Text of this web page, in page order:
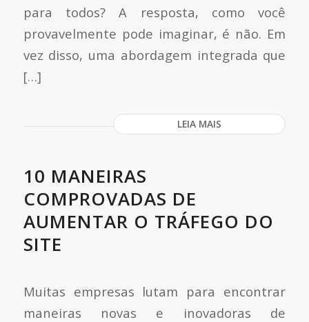
para todos? A resposta, como você
provavelmente pode imaginar, é não. Em
vez disso, uma abordagem integrada que
[…]
LEIA MAIS
10 MANEIRAS
COMPROVADAS DE
AUMENTAR O TRÁFEGO DO
SITE
Muitas empresas lutam para encontrar
maneiras novas e inovadoras de